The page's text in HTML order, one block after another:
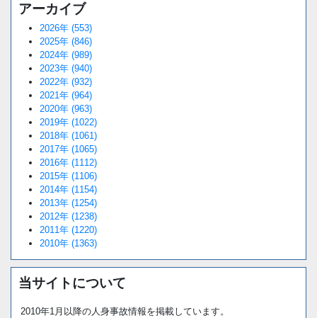
アーカイブ
2026年 (553)
2025年 (846)
2024年 (989)
2023年 (940)
2022年 (932)
2021年 (964)
2020年 (963)
2019年 (1022)
2018年 (1061)
2017年 (1065)
2016年 (1112)
2015年 (1106)
2014年 (1154)
2013年 (1254)
2012年 (1238)
2011年 (1220)
2010年 (1363)
当サイトについて
2010年1月以降の人身事故情報を掲載しています。